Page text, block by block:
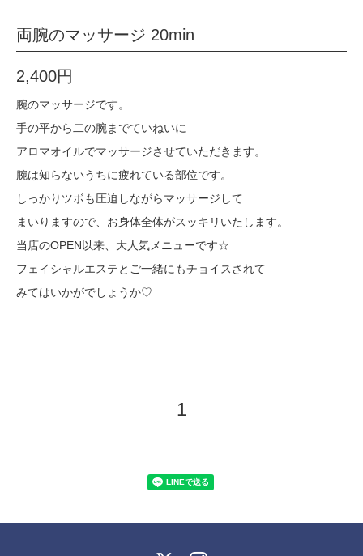
両腕のマッサージ 20min
2,400円
腕のマッサージです。
手の平から二の腕までていねいに
アロマオイルでマッサージさせていただきます。
腕は知らないうちに疲れている部位です。
しっかりツボも圧迫しながらマッサージして
まいりますので、お身体全体がスッキリいたします。
当店のOPEN以来、大人気メニューです☆
フェイシャルエステとご一緒にもチョイスされて
みてはいかがでしょうか♡
1